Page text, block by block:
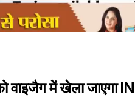
में खेला जाएगा